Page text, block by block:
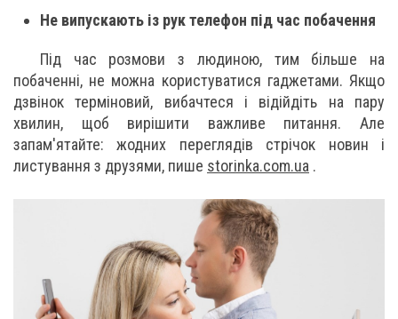
Не випускають із рук телефон під час побачення
Під час розмови з людиною, тим більше на
побаченні, не можна користуватися гаджетами. Якщо
дзвінок терміновий, вибачтеся і відійдіть на пару
хвилин, щоб вирішити важливе питання. Але
запам'ятайте: жодних переглядів стрічок новин і
листування з друзями, пише storinka.com.ua .